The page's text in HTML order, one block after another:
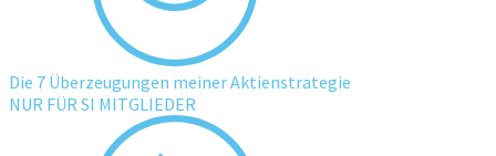
Die 7 Überzeugungen meiner Aktienstrategie
NUR FÜR SI MITGLIEDER